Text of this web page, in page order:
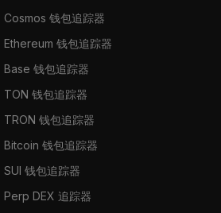
Cosmos 钱包追踪器
Ethereum 钱包追踪器
Base 钱包追踪器
TON 钱包追踪器
TRON 钱包追踪器
Bitcoin 钱包追踪器
SUI 钱包追踪器
Perp DEX 追踪器